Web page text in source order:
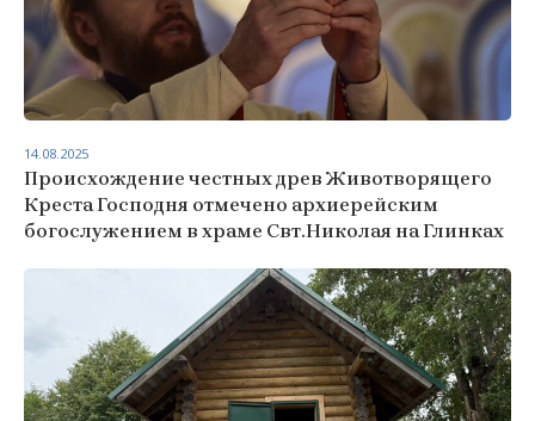
Происхождение честных древ Животворящего
Креста Господня отмечено архиерейским
богослужением в храме Свт.Николая на Глинках
14.08.2025